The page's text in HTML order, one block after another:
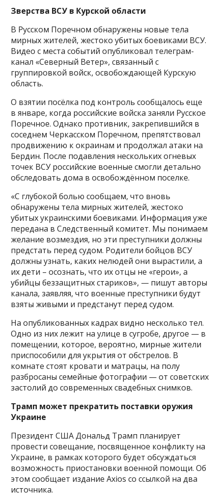
Зверства ВСУ в Курской области
В Русском Поречном обнаружены новые тела
мирных жителей, жестоко убитых боевиками ВСУ.
Видео с места событий опубликовал телеграм-
канал «Северный Ветер», связанный с
группировкой войск, освобождающей Курскую
область.
О взятии посёлка под контроль сообщалось еще
в январе, когда российские войска заняли Русское
Поречное. Однако противник, закрепившийся в
соседнем Черкасском Поречном, препятствовал
продвижению к окраинам и продолжал атаки на
Бердин. После подавления нескольких огневых
точек ВСУ российские военные смогли детально
обследовать дома в освобождённом поселке.
«С глубокой болью сообщаем, что вновь
обнаружены тела мирных жителей, жестоко
убитых украинскими боевиками. Информация уже
передана в Следственный комитет. Мы понимаем
желание возмездия, но эти преступники должны
предстать перед судом. Родители бойцов ВСУ
должны узнать, каких нелюдей они вырастили, а
их дети – осознать, что их отцы не «герои», а
убийцы беззащитных стариков», — пишут авторы
канала, заявляя, что военные преступники будут
взяты живыми и предстанут перед судом.
На опубликованных кадрах видно несколько тел.
Одно из них лежит на улице в сугробе, другое — в
помещении, которое, вероятно, мирные жители
приспособили для укрытия от обстрелов. В
комнате стоят кровати и матрацы, на полу
разбросаны семейные фотографии — от советских
застолий до современных свадебных снимков.
Трамп может прекратить поставки оружия
Украине
Президент США Дональд Трамп планирует
провести совещание, посвященное конфликту на
Украине, в рамках которого будет обсуждаться
возможность приостановки военной помощи. Об
этом сообщает издание Axios со ссылкой на два
источника.